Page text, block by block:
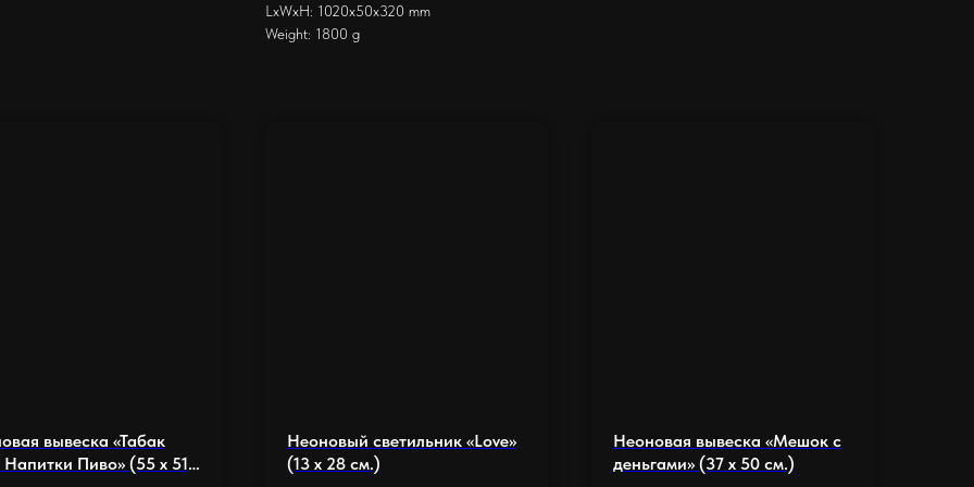
LxWxH: 1020x50x320 mm
Weight: 1800 g
вывеска «Табак
Пиво» (55 х 51
Неоновый светильник «Love»
(13 х 28 см.)
Неоновая вывеска «Мешок с
деньгами» (37 х 50 см.)